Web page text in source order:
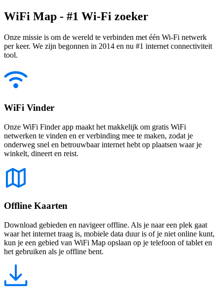
WiFi Map - #1 Wi-Fi zoeker
Onze missie is om de wereld te verbinden met één Wi-Fi netwerk
per keer. We zijn begonnen in 2014 en nu #1 internet connectiviteit
tool.
WiFi Vinder
Onze WiFi Finder app maakt het makkelijk om gratis WiFi
netwerken te vinden en er verbinding mee te maken, zodat je
onderweg snel en betrouwbaar internet hebt op plaatsen waar je
winkelt, dineert en reist.
Offline Kaarten
Download gebieden en navigeer offline. Als je naar een plek gaat
waar het internet traag is, mobiele data duur is of je niet online kunt,
kun je een gebied van WiFi Map opslaan op je telefoon of tablet en
het gebruiken als je offline bent.